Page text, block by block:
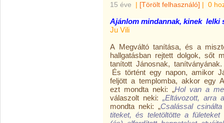
15 éve | [Törölt felhasználó] | 0
Ajánlom mindannak, kinek lelki
Ju Vili
A Megváltó tanítása, és a
hallgatásban rejtett dolgok,
tanított Jánosnak, tanítványának.
És történt egy napon, amikor
feljött a templomba, akkor egy
ezt mondta neki: „Hol van a
válaszolt neki: „Eltávozott, arra
mondta neki: „Csalással
titeket, és teletöltötte a